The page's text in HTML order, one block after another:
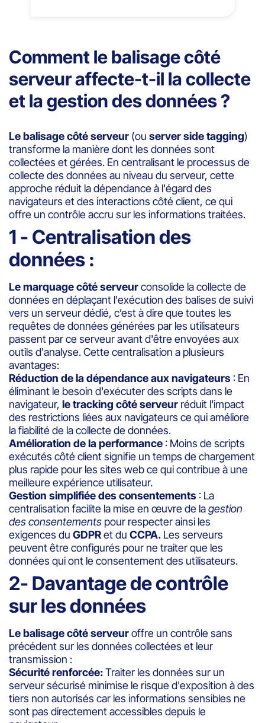
Comment le balisage côté
serveur affecte-t-il la collecte
et la gestion des données ?
Le balisage côté serveur (ou server side tagging)
transforme la manière dont les données sont
collectées et gérées. En centralisant le processus de
collecte des données au niveau du serveur, cette
approche réduit la dépendance à l'égard des
navigateurs et des interactions côté client, ce qui
offre un contrôle accru sur les informations traitées.
1 - Centralisation des
données :
Le marquage côté serveurconsolide la collecte de
données en déplaçant l'exécution des balises de suivi
vers un serveur dédié, c’est à dire que toutes les
requêtes de données générées par les utilisateurs
passent par ce serveur avant d'être envoyées aux
outils d'analyse. Cette centralisation a plusieurs
avantages:
Réduction de la dépendance aux navigateurs : En
éliminant le besoin d'exécuter des scripts dans le
navigateur, le tracking côté serveur réduit l'impact
des restrictions liées aux navigateurs ce qui améliore
la fiabilité de la collecte de données.
Amélioration de la performance : Moins de scripts
exécutés côté client signifie un temps de chargement
plus rapide pour les sites web ce qui contribue à une
meilleure expérience utilisateur.
Gestion simplifiée des consentements : La
centralisation facilite la mise en œuvre de lagestion
des consentements pour respecter ainsi les
exigences du GDPRet du CCPA. Les serveurs
peuvent être configurés pour ne traiter que les
données qui ont le consentement des utilisateurs.
2- Davantage de contrôle
sur les données
Le balisage côté serveuroffre un contrôle sans
précédent sur les données collectées et leur
transmission :
Sécurité renforcée:Traiter les données sur un
serveur sécurisé minimise le risque d'exposition à des
tiers non autorisés car les informations sensibles ne
sont pas directement accessibles depuis le